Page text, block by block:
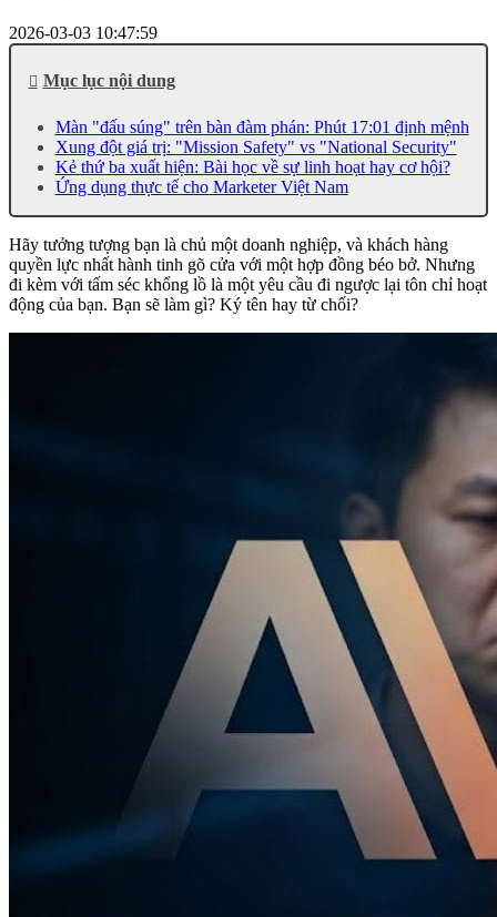
2026-03-03 10:47:59
Mục lục nội dung
Màn "đấu súng" trên bàn đàm phán: Phút 17:01 định mệnh
Xung đột giá trị: "Mission Safety" vs "National Security"
Kẻ thứ ba xuất hiện: Bài học về sự linh hoạt hay cơ hội?
Ứng dụng thực tế cho Marketer Việt Nam
Hãy tưởng tượng bạn là chủ một doanh nghiệp, và khách hàng
quyền lực nhất hành tinh gõ cửa với một hợp đồng béo bở. Nhưng
đi kèm với tấm séc khổng lồ là một yêu cầu đi ngược lại tôn chỉ hoạt
động của bạn. Bạn sẽ làm gì? Ký tên hay từ chối?